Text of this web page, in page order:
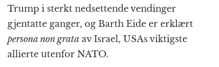
Trump i sterkt nedsettende vendinger
gjentatte ganger, og Barth Eide er erklært
persona non grata av Israel, USAs viktigste
allierte utenfor NATO.